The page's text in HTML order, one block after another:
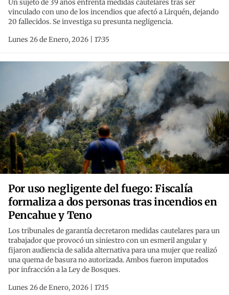
Un sujeto de 39 años enfrenta medidas cautelares tras ser
vinculado con uno de los incendios que afectó a Lirquén, dejando
20 fallecidos. Se investiga su presunta negligencia.
Lunes 26 de Enero, 2026 | 17:35
Por uso negligente del fuego: Fiscalía
formaliza a dos personas tras incendios en
Pencahue y Teno
Los tribunales de garantía decretaron medidas cautelares para un
trabajador que provocó un siniestro con un esmeril angular y
fijaron audiencia de salida alternativa para una mujer que realizó
una quema de basura no autorizada. Ambos fueron imputados
por infracción a la Ley de Bosques.
Lunes 26 de Enero, 2026 | 17:15